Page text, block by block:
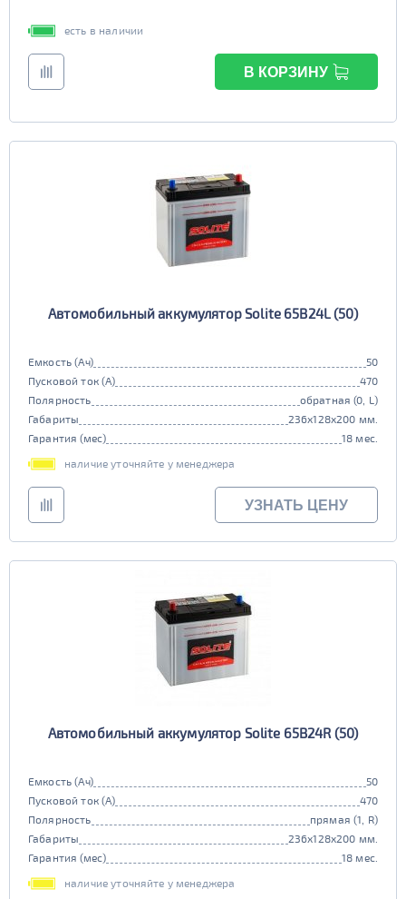
есть в наличии
В КОРЗИНУ
Автомобильный аккумулятор Solite 65B24L (50)
Емкость (Ач)
50
Пусковой ток (А)
470
Полярность
обратная (0, L)
Габариты
236x128x200 мм.
Гарантия (мес)
18 мес.
наличие уточняйте у менеджера
УЗНАТЬ ЦЕНУ
Автомобильный аккумулятор Solite 65B24R (50)
Емкость (Ач)
50
Пусковой ток (А)
470
Полярность
прямая (1, R)
Габариты
236x128x200 мм.
Гарантия (мес)
18 мес.
наличие уточняйте у менеджера